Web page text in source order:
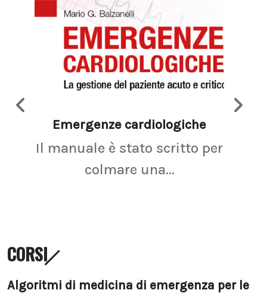
Emergenze cardiologiche
Il manuale è stato scritto per
colmare una...
CORSI
Algoritmi di medicina di emergenza per le